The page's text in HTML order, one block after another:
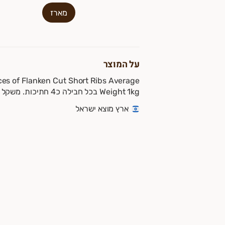
מארז
על המוצר
of Flanken Cut Short Ribs Average
Weight 1kg בכל חבילה כ4 חתיכות. משקל ממוצע 1 קילו.
ארץ מוצא ישראל